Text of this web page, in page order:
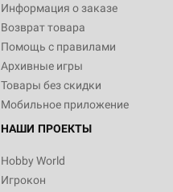
Информация о заказе
Возврат товара
Помощь с правилами
Архивные игры
Товары без скидки
Мобильное приложение
НАШИ ПРОЕКТЫ
Hobby World
Игрокон